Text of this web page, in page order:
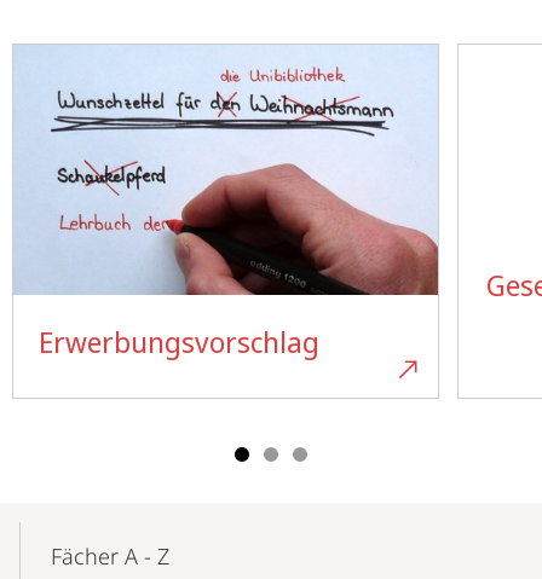
Erwerbungsvorschlag
NavigationFächer A - Z